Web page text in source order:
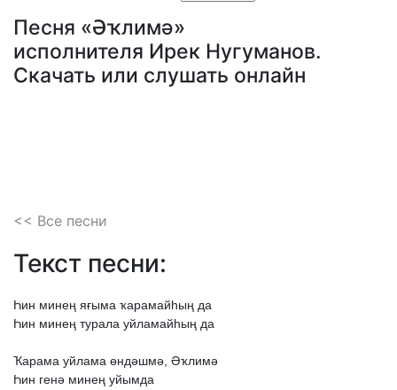
Песня «Әҡлимә»
исполнителя Ирек Нугуманов.
Скачать или слушать онлайн
<< Все песни
Текст песни:
Һин минең яғыма ҡарамайһың да
Һин минең турала уйламайһың да
Ҡарама уйлама өндәшмә, Әҡлимә
Һин генә минең уйымда